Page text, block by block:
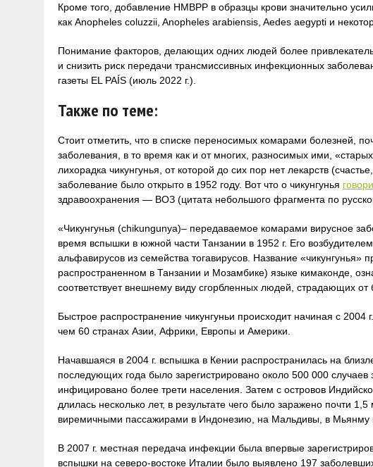
Кроме того, добавление HMBPP в образцы крови значительно
как Anopheles coluzzii, Anopheles arabiensis, Aedes aegypti и
Понимание факторов, делающих одних людей более
и снизить риск передачи трансмиссивных инфекционных
газеты EL PAÍS (июль 2022 г.).
Также по теме:
Стоит отметить, что в списке переносимых комарами болезней,
заболевания, в то время как и от многих, разносимых ими,
лихорадка чикунгунья, от которой до сих пор нет лекарств
заболевание было открыто в 1952 году. Вот что о чикунгунья
здравоохранения — ВОЗ (цитата небольшого фрагмента по
«Чикунгунья (chikungunya)– передаваемое комарами вирусное
время вспышки в южной части Танзании в 1952 г. Его
альфавирусов из семейства тогавирусов. Название «чикунгунья»
распространенном в Танзании и Мозамбике) языке кимаконде,
соответствует внешнему виду сгорбленных людей, страдающих от
Быстрое распространение чикунгуньи происходит начиная с
чем 60 странах Азии, Африки, Европы и Америки.
Начавшаяся в 2004 г. вспышка в Кении распространилась на
последующих года было зарегистрировано около 500 000
инфицировано более трети населения. Затем с островов
длилась несколько лет, в результате чего было заражено почти
виремичными пассажирами в Индонезию, на Мальдивы, в Мьянму
В 2007 г. местная передача инфекции была впервые
вспышки на северо-востоке Италии было выявлено 197